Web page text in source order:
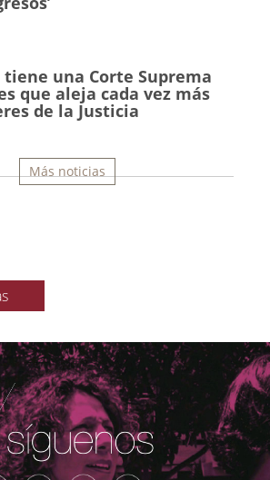
una Corte Suprema
que aleja cada vez más
de la Justicia
Más noticias